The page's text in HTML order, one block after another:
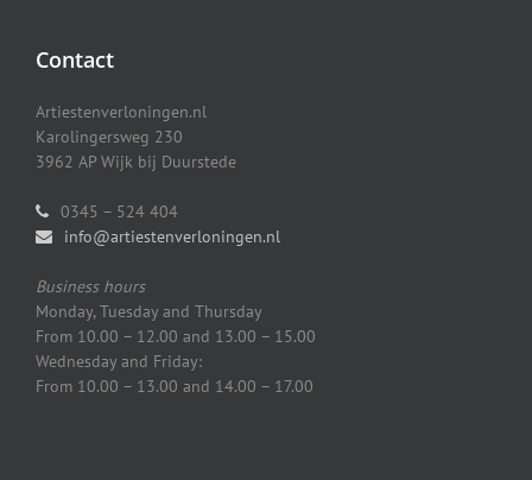
Contact
Artiestenverloningen.nl
Karolingersweg 230
3962 AP Wijk bij Duurstede
0345 – 524 404
info@artiestenverloningen.nl
Business hours
Monday, Tuesday and Thursday
From 10.00 – 12.00 and 13.00 – 15.00
Wednesday and Friday:
From 10.00 – 13.00 and 14.00 – 17.00